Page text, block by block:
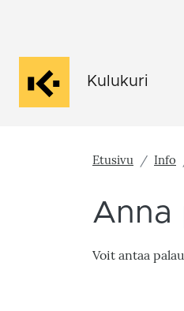
Kulukuri
Etusivu Info
Anna
Voit antaa